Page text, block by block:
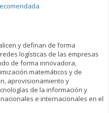
y definan de forma
logísticas de las empresas
de forma innovadora,
matemáticos y de
aprovisionamiento y
de la información y
e internacionales en el